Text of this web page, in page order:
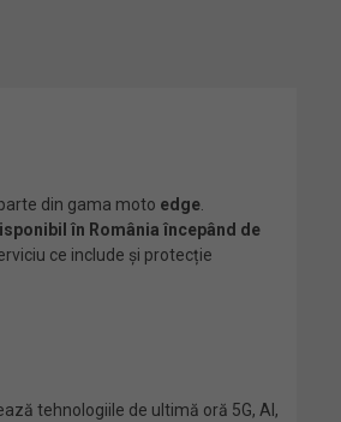
din gama moto edge
în România începând de
ce include și protecție
tehnologiile de ultimă oră 5G, AI,